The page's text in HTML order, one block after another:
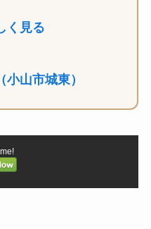
く見る
山市城東）